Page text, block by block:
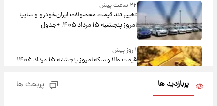
۲۲ ساعت پیش
تغییر تند قیمت محصولات ایران‌خودرو و سایپا
امروز پنجشنبه ۱۵ مرداد ۱۴۰۵ +جدول
۱ روز پیش
قیمت طلا و سکه امروز پنجشنبه ۱۵ مرداد ۱۴۰۵
پربازدید ها پربحث ها